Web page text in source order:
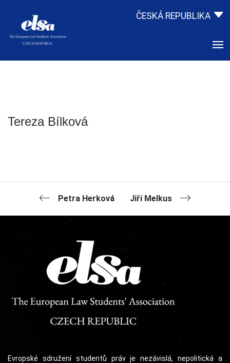
ČESKÁ REPUBLIKA
Tereza Bílková
Petra Herková Jiří Melkus
Evropské sdružení studentů práv je nezávislá, nepolitická a